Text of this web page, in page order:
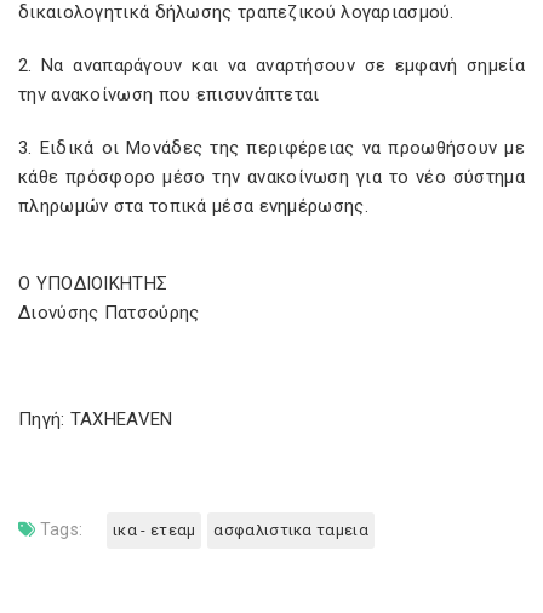
δικαιολογητικά δήλωσης τραπεζικού λογαριασμού.
2. Να αναπαράγουν και να αναρτήσουν σε εμφανή σημεία
την ανακοίνωση που επισυνάπτεται
3. Ειδικά οι Μονάδες της περιφέρειας να προωθήσουν με
κάθε πρόσφορο μέσο την ανακοίνωση για το νέο σύστημα
πληρωμών στα τοπικά μέσα ενημέρωσης.
Ο ΥΠΟΔΙΟΙΚΗΤΗΣ
Διονύσης Πατσούρης
Πηγή: TAXHEAVEN
Tags: ικα - ετεαμ ασφαλιστικα ταμεια